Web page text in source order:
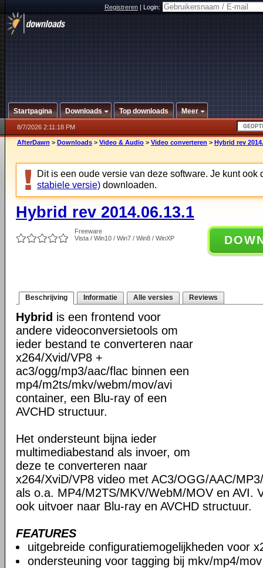
Registreren|Login:
Startpagina Downloads Top downloads Meer
8/7/2026 2:11:18 PM
AfterDawn > Downloads > Video & Audio > Video converteren > Hybrid rev
Dit is een oude versie van deze software. Je kunt ook
stabiele versie) downloaden.
Hybrid rev 2014.06.13.1
Freeware
Vista / Win10 / Win7 / Win8 / WinXP
Beschrijving Informatie Alle versies Reviews
Hybrid is een frontend voor
andere videoconversietools om
ieder bestand te converteren naar
x264/Xvid/VP8 +
ac3/ogg/mp3/aac/flac binnen een
mp4/m2ts/mkv/webm/mov/avi
container, een Blu-ray of een
AVCHD structuur.
Het ondersteunt bijna ieder
multimediabestand als invoer, om
deze te converteren naar
x264/XviD/VP8 video met AC3/OGG/AAC/
als o.a. MP4/M2TS/MKV/WebM/MOV en AVI.
ook uitvoer naar Blu-ray en AVCHD structuur.
FEATURES
uitgebreide configuratiemogelijkheden voor
ondersteuning voor tagging bij mkv/mp4/mov